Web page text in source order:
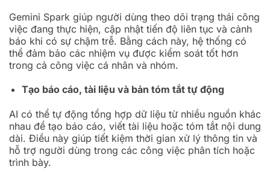
Gemini Spark giúp người dùng theo dõi trạng thái công
việc đang thực hiện, cập nhật tiến độ liên tục và cảnh
báo khi có sự chậm trễ. Bằng cách này, hệ thống có
thể đảm bảo các nhiệm vụ được kiểm soát tốt hơn
trong cả công việc cá nhân và nhóm.
Tạo báo cáo, tài liệu và bản tóm tắt tự động
AI có thể tự động tổng hợp dữ liệu từ nhiều nguồn khác
nhau để tạo báo cáo, viết tài liệu hoặc tóm tắt nội dung
dài. Điều này giúp tiết kiệm thời gian xử lý thông tin và
hỗ trợ người dùng trong các công việc phân tích hoặc
trình bày.